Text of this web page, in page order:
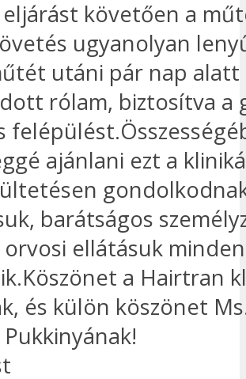
eljárást követően a
ugyanolyan
utáni pár nap alatt
rólam, biztosítva a
ajánlani ezt a
barátságos
ellátásuk
a Hairtran
és külön köszönet